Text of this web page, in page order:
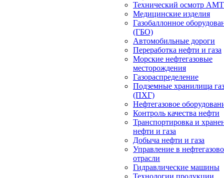
Технический осмотр
Медицинские изделия
Газобаллонное
(ГБО)
Автомобильные дороги
Переработка нефти и газа
Морские нефтегазовые
месторождения
Газораспределение
Подземные хранилища
(ПХГ)
Нефтегазовое
Контроль качества нефти
Транспортировка и
нефти и газа
Добыча нефти и газа
Управление в
отрасли
Гидравлические машины
Технологии продукции